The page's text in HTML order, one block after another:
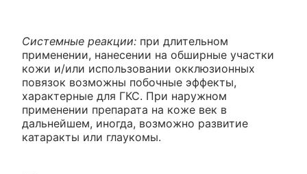
Системные реакции: при длительном
применении, нанесении на обширные участки
кожи и/или использовании окклюзионных
повязок возможны побочные эффекты,
характерные для ГКС. При наружном
применении препарата на коже век в
дальнейшем, иногда, возможно развитие
катаракты или глаукомы.